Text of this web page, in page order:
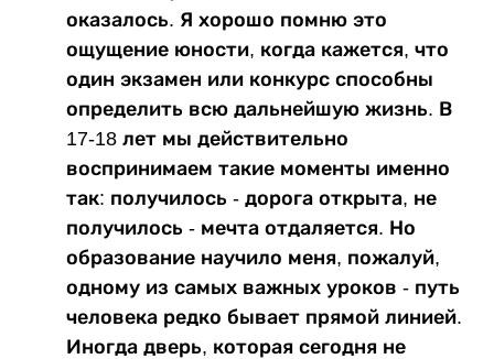
оказалось. Я хорошо помню это
ощущение юности, когда кажется, что
один экзамен или конкурс способны
определить всю дальнейшую жизнь. В
17-18 лет мы действительно
воспринимаем такие моменты именно
так: получилось - дорога открыта, не
получилось - мечта отдаляется. Но
образование научило меня, пожалуй,
одному из самых важных уроков - путь
человека редко бывает прямой линией.
Иногда дверь, которая сегодня не